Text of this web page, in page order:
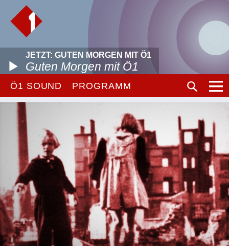
JETZT: GUTEN MORGEN MIT Ö1
Guten Morgen mit Ö1
Ö1 SOUND PROGRAMM